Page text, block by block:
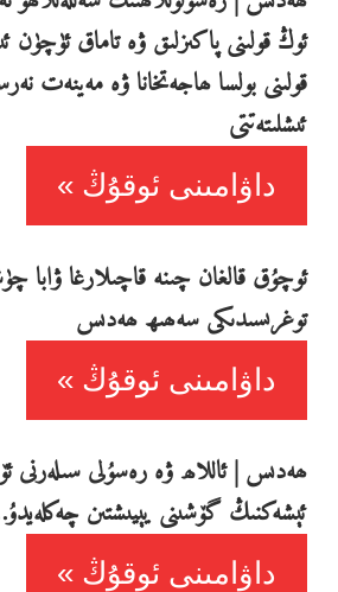
ئوڭ قولىنى پاكىزلىق ۋە تاماق ئۈچۈن
قولىنى بولسا ھاجەتخانا ۋە مەينەت
ئىشلىتەتتى
داۋامىنى ئوقۇڭ
ئوچۇق قالغان چىنە قاچىلارغا ۋابا
توغرىسىدىكى سەھىھ ھەدىس
داۋامىنى ئوقۇڭ
ھەدىس | ئاللاھ ۋە رەسۇلى سىلەرنى
ئېشەكنىڭ گۆشىنى يېيىشتىن
داۋامىنى ئوقۇڭ